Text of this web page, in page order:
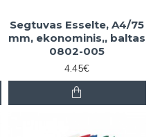
Segtuvas Esselte, A4/75
mm, ekonominis,, baltas
0802-005
4.45€